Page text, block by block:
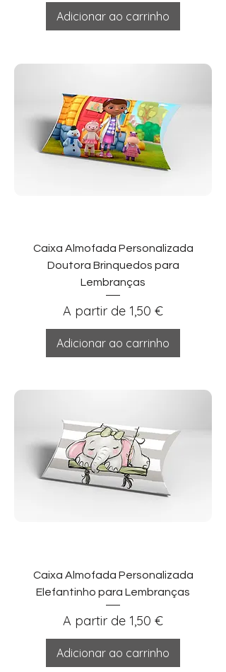
Adicionar ao carrinho
Caixa Almofada Personalizada
Doutora Brinquedos para
Lembranças
A partir de 1,50 €
Preço promocional
Adicionar ao carrinho
Caixa Almofada Personalizada
Elefantinho para Lembranças
A partir de 1,50 €
Preço promocional
Adicionar ao carrinho